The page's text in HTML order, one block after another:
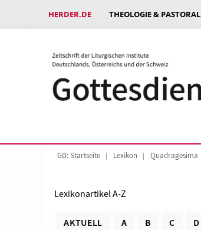
HERDER.DE THEOLOGIE & PASTORAL
GD: Startseite Lexikon Quadragesima
Lexikonartikel A-Z
AKTUELL A B C D